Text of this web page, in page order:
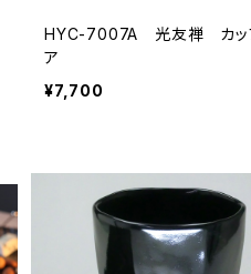
HYC-7007A 光友禅 カッ
ア
¥7,700